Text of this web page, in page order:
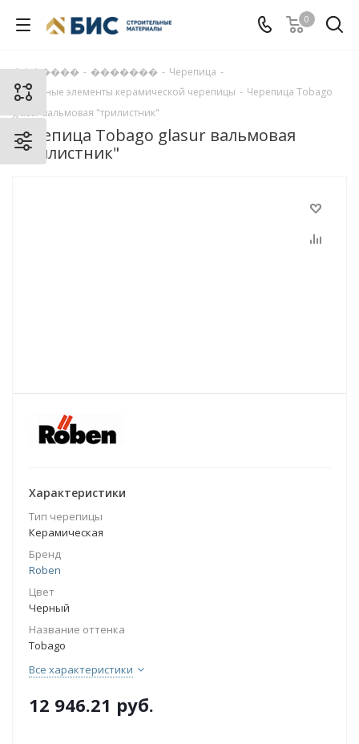
0
������� - ������� - Черепица -
Доборные элементы керамической черепицы - Черепица Tobago
glasur вальмовая "трилистник"
Черепица Tobago glasur вальмовая
"трилистник"
Характеристики
Тип черепицы
Керамическая
Бренд
Roben
Цвет
Черный
Название оттенка
Tobago
Все характеристики
12 946.21 руб.